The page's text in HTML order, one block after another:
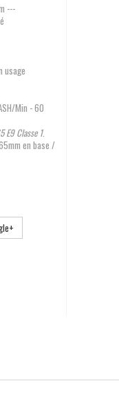
---
usage
Min - 60
E9 Classe 1.
en base /